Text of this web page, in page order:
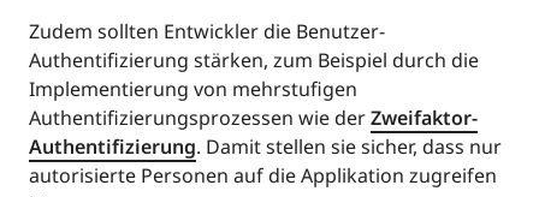
Zudem sollten Entwickler die Benutzer-
Authentifizierung stärken, zum Beispiel durch die
Implementierung von mehrstufigen
Authentifizierungsprozessen wie derZweifaktor-
Authentifizierung. Damit stellen sie sicher, dass nur
autorisierte Personen auf die Applikation zugreifen